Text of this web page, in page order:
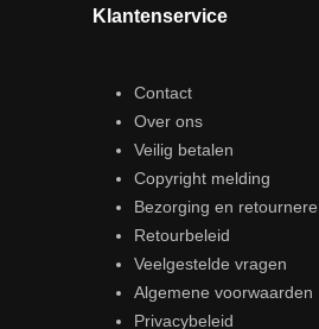
Klantenservice
Contact
Over ons
Veilig betalen
Copyright melding
Bezorging en
Retourbeleid
Veelgestelde vragen
Algemene voorwaarden
Privacybeleid